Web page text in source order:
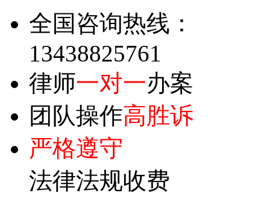
全国咨询热线：
13438825761
律师一对一办案
团队操作高胜诉
严格遵守
法律法规收费